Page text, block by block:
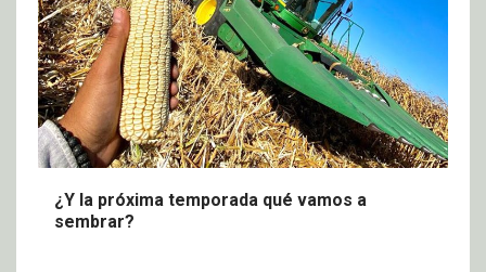
¿Y la próxima temporada qué vamos a
sembrar?